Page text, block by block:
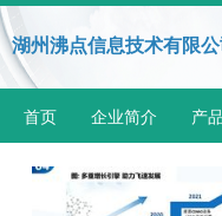
湖州沸点信息技术有限公
首页 企业简介 产